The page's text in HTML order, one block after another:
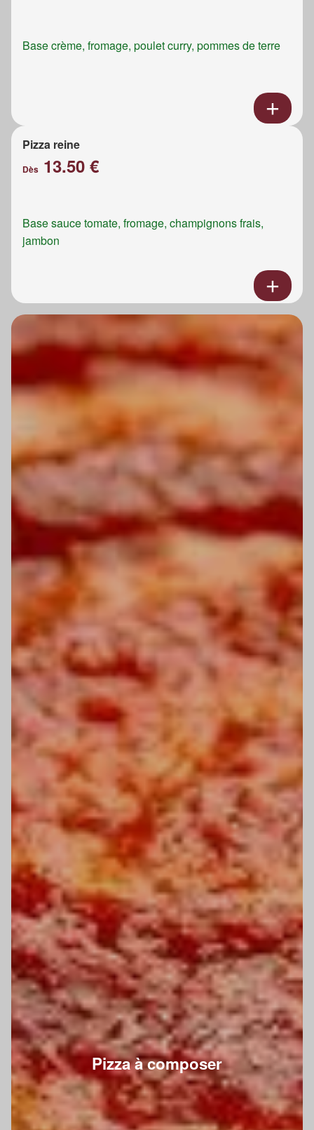
Base crème, fromage, poulet curry, pommes de terre
Pizza reine
Dès 13.50 €
Base sauce tomate, fromage, champignons frais,
jambon
Pizza à composer